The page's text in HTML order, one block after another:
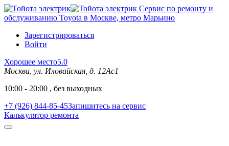
Сервис по ремонту и
обслуживанию Toyota в Москве, метро Марьино
Зарегистрироваться
Войти
Хорошее место5.0
Москва, ул. Иловайская, д. 12Ас1
10:00 - 20:00 , без выходных
+7 (926) 844-85-45Запишитесь на сервис
Калькулятор ремонта